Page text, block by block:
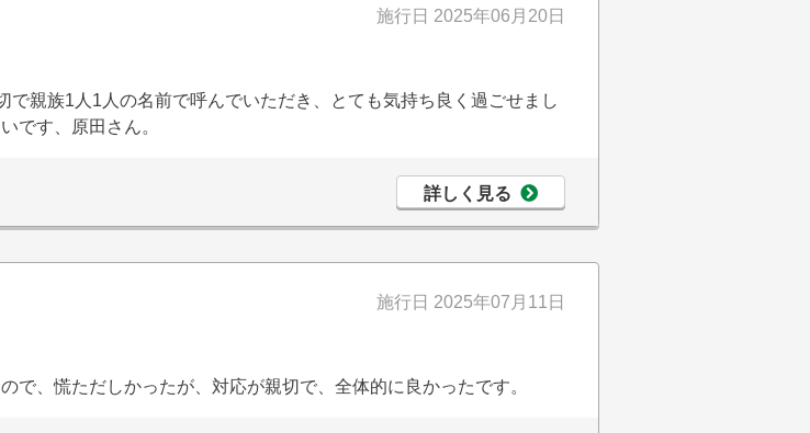
施行日 2025年06月20日
親族1人1人の名前で呼んでいただき、とても気持ち良く過ごせまし
です、原田さん。
詳しく見る
施行日 2025年07月11日
で、慌ただしかったが、対応が親切で、全体的に良かったです。